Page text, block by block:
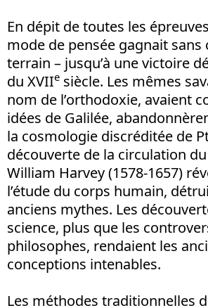
En dépit de toutes les
mode de pensée gagnait sans
terrain – jusqu’à une victoire
du XVIIe siècle. Les mêmes
nom de l’orthodoxie, avaient
idées de Galilée,
la cosmologie discréditée de
découverte de la circulation
William Harvey (1578-1657)
l’étude du corps humain,
anciens mythes. Les
science, plus que les
philosophes, rendaient les
conceptions intenables.
Les méthodes traditionnelles